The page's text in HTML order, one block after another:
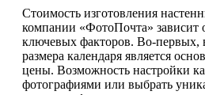
Стоимость изготовления
компании «ФотоПочта» зависит
ключевых факторов. Во-первых,
размера календаря является
цены. Возможность настройки
фотографиями или выбрать